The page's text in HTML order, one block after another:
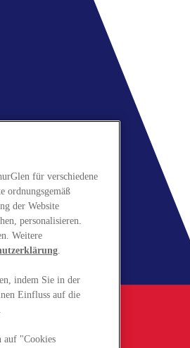
für verschiedene
ordnungsgemäß
der Website
personalisieren.
Weitere
.
indem Sie in der
Einfluss auf die
auf "Cookies